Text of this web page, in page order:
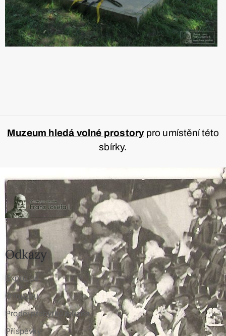
Muzeum hledá volné prostorypro umístění této
sbírky.
Odkazy
Expozice
O muzeu
Prodej přebytků muzea
Příspěvky